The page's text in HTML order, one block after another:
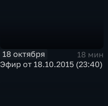
18 октября
18 мин
Эфир от 18.10.2015 (23:40)